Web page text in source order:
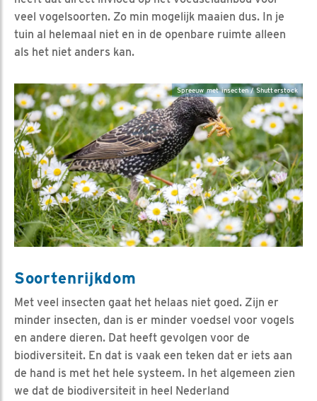
veel vogelsoorten. Zo min mogelijk maaien dus. In je
tuin al helemaal niet en in de openbare ruimte alleen
als het niet anders kan.
Spreeuw met insecten / Shutterstock
Soortenrijkdom
Met veel insecten gaat het helaas niet goed. Zijn er
minder insecten, dan is er minder voedsel voor vogels
en andere dieren. Dat heeft gevolgen voor de
biodiversiteit. En dat is vaak een teken dat er iets aan
de hand is met het hele systeem. In het algemeen zien
we dat de biodiversiteit in heel Nederland